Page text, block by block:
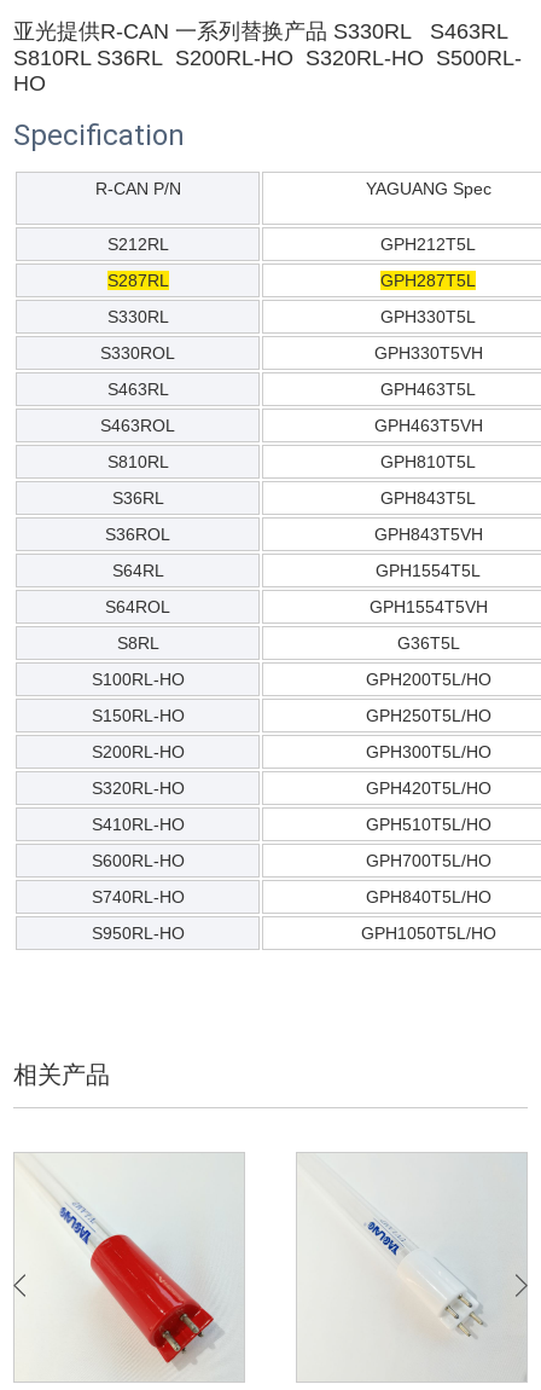
亚光提供R-CAN 一系列替换产品 S330RL S463RL
S810RL S36RL S200RL-HO S320RL-HO S500RL-
HO
Specification
R-CAN P/N YAGUANG Spec
S212RL
GPH212T5L
S287RL
GPH287T5L
S330RL
GPH330T5L
S330ROL
GPH330T5VH
S463RL
GPH463T5L
S463ROL
GPH463T5VH
S810RL
GPH810T5L
S36RL
GPH843T5L
S36ROL
GPH843T5VH
S64RL
GPH1554T5L
S64ROL
GPH1554T5VH
S8RL
G36T5L
S100RL-HO
GPH200T5L/HO
S150RL-HO
GPH250T5L/HO
S200RL-HO
GPH300T5L/HO
S320RL-HO
GPH420T5L/HO
S410RL-HO
GPH510T5L/HO
S600RL-HO
GPH700T5L/HO
S740RL-HO
GPH840T5L/HO
S950RL-HO
GPH1050T5L/HO
相关产品